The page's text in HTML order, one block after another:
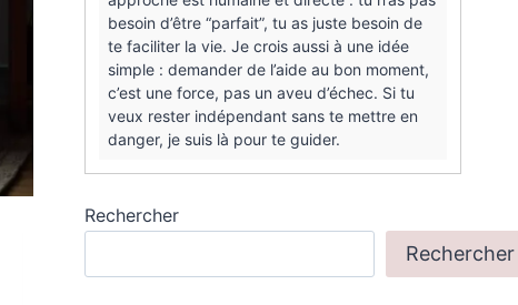
besoin d’être “parfait”, tu as juste besoin de
te faciliter la vie. Je crois aussi à une idée
simple : demander de l’aide au bon moment,
c’est une force, pas un aveu d’échec. Si tu
veux rester indépendant sans te mettre en
danger, je suis là pour te guider.
Rechercher
Rechercher